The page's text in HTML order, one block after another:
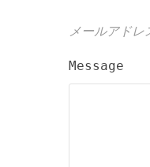
メールアドレ
Message